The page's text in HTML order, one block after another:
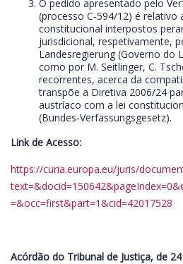
O pedido apresentado pelo
(processo C‑594/12) é
constitucional interpostos
jurisdicional, respetivamente,
Landesregierung (Governo do
como por M. Seitlinger, C.
recorrentes, acerca da
transpõe a Diretiva 2006/24
austríaco com a lei
(Bundes‑Verfassungsgesetz).
Link de Acesso:
https://curia.europa.eu/juris/
=&occ=first&part=1&cid=42017528
Acórdão do Tribunal de Justiça, de